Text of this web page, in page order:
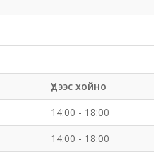
Үдээс хойно
14:00 - 18:00
14:00 - 18:00